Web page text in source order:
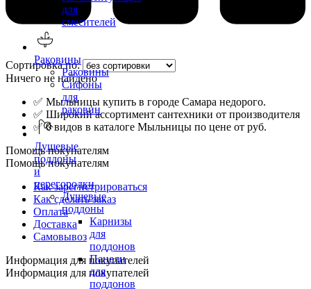
для
смесителей
Раковины
Раковины
Сифоны
для
раковин
Душевые
поддоны
и
перегородки
Душевые
поддоны
Карнизы
для
поддонов
Панели
для
поддонов
Сортировка по:
Ничего не найдено
✅ Мыльницы купить в городе Самара недорого.
✅ Широкий ассортимент сантехники от производителя
✅ 0 видов в каталоге Мыльницы по цене от руб.
Помощь покупателям
Помощь покупателям
Как зарегистрироваться
Как сделать заказ
Оплата
Доставка
Самовывоз
Информация для покупателей
Информация для покупателей